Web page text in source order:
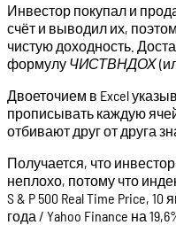
Инвестор покупал и
счёт и выводил их,
чистую доходность.
формулу ЧИСТВНДОХ
Двоеточием в Excel
прописывать каждую
отбивают друг от друга
Получается, что
неплохо, потому что
S & P 500 Real Time Price,
года / Yahoo Finance на